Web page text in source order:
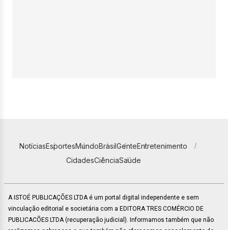
NotíciasEsportesMundoBrasilGenteEntretenimento
CidadesCiênciaSaúde
A ISTOÉ PUBLICAÇÕES LTDA é um portal digital independente e sem
vinculação editorial e societária com a EDITORA TRES COMÉRCIO DE
PUBLICACÕES LTDA (recuperação judicial). Informamos também que não